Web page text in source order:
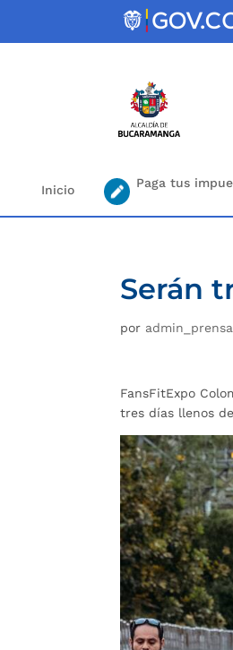
Inicio Paga tus
Serán
por admin_prensa
FansFitExpo
tres días llenos